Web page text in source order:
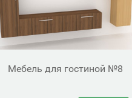
Мебель для гостиной №8